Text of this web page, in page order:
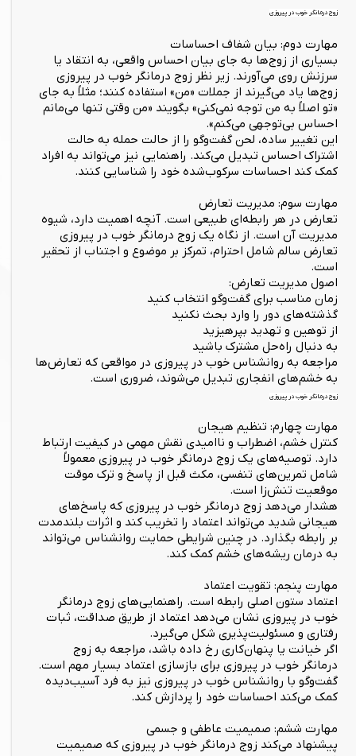
زوج درمانگر خوب در پیروزی
مهارت دوم: بیان شفاف احساسات
بسیاری از زوج‌ها به جای بیان احساس واقعی، به انتقاد یا
سرزنش روی می‌آورند. زیر نظر زوج درمانگر خوب در پیروزی
زوج‌ها یاد می‌گیرند از جملات «من» استفاده کنند؛ مثلاً به جای
«تو اصلاً به من توجه نمی‌کنی» بگویند «من وقتی تنها می‌مانم
احساس بی‌توجهی می‌کنم».
این تغییر ساده، لحن گفت‌وگو را از حالت حمله به حالت
اشتراک احساس تبدیل می‌کند. راهنمایی نیز می‌تواند به افراد
کمک کند احساسات سرکوب‌شده خود را شناسایی کنند.
مهارت سوم: مدیریت تعارض
تعارض در هر رابطه‌ای طبیعی است. آنچه اهمیت دارد، شیوه
مدیریت آن است. از نگاه یک زوج درمانگر خوب در پیروزی
تعارض سالم شامل احترام، تمرکز بر موضوع و اجتناب از تحقیر
است.
اصول مدیریت تعارض:
زمان مناسب برای گفت‌وگو انتخاب کنید
گذشته‌های دور را وارد بحث نکنید
از توهین و تهدید بپرهیزید
به دنبال راه‌حل مشترک باشید
مراجعه به روانشناس خوب در پیروزی در مواقعی که تعارض‌ها
به خشم‌های انفجاری تبدیل می‌شوند، ضروری است.
زوج درمانگر خوب در پیروزی
مهارت چهارم: تنظیم هیجان
کنترل خشم، اضطراب و ناامیدی نقش مهمی در کیفیت ارتباط
دارد. توصیه‌های یک زوج درمانگر خوب در پیروزی معمولاً
شامل تمرین‌های تنفسی، مکث قبل از پاسخ و ترک موقت
موقعیت تنش‌زا است.
هشدار می‌دهد زوج درمانگر خوب در پیروزی که پاسخ‌های
هیجانی شدید می‌تواند اعتماد را تخریب کند و اثرات بلندمدت
بر رابطه بگذارد. در چنین شرایطی حمایت روانشناس می‌تواند
به درمان ریشه‌های خشم کمک کند.
مهارت پنجم: تقویت اعتماد
اعتماد ستون اصلی رابطه است. راهنمایی‌های زوج درمانگر
خوب در پیروزی نشان می‌دهد اعتماد از طریق صداقت، ثبات
رفتاری و مسئولیت‌پذیری شکل می‌گیرد.
اگر خیانت یا پنهان‌کاری رخ داده باشد، مراجعه به زوج
درمانگر خوب در پیروزی برای بازسازی اعتماد بسیار مهم است.
گفت‌وگو با روانشناس خوب در پیروزی نیز به فرد آسیب‌دیده
کمک می‌کند احساسات خود را پردازش کند.
مهارت ششم: صمیمیت عاطفی و جسمی
پیشنهاد می‌کند زوج درمانگر خوب در پیروزی که صمیمیت